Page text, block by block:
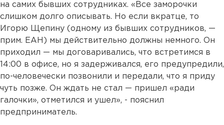
на самих бывших сотрудниках. «Все заморочки
слишком долго описывать. Но если вкратце, то
Игорю Щепину (одному из бывших сотрудников, —
прим. ЕАН) мы действительно должны немного. Он
приходил — мы договаривались, что встретимся в
14:00 в офисе, но я задерживался, его предупредили,
по-человечески позвонили и передали, что я приду
чуть позже. Он ждать не стал — пришел «ради
галочки», отметился и ушел», - пояснил
предприниматель.